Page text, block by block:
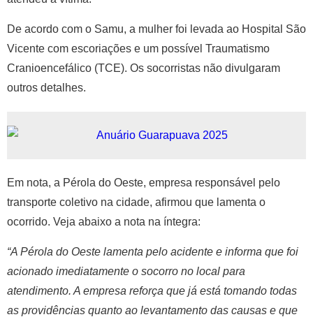
De acordo com o Samu, a mulher foi levada ao Hospital São
Vicente com escoriações e um possível Traumatismo
Cranioencefálico (TCE). Os socorristas não divulgaram
outros detalhes.
Em nota, a Pérola do Oeste, empresa responsável pelo
transporte coletivo na cidade, afirmou que lamenta o
ocorrido. Veja abaixo a nota na íntegra:
“A Pérola do Oeste lamenta pelo acidente e informa que foi
acionado imediatamente o socorro no local para
atendimento. A empresa reforça que já está tomando todas
as providências quanto ao levantamento das causas e que